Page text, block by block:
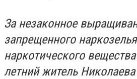
За незаконное
запрещенного
наркотического
летний житель Николаева